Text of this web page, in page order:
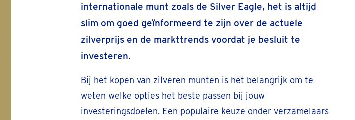
internationale munt zoals de Silver Eagle, het is altijd
slim om goed geïnformeerd te zijn over de actuele
zilverprijs en de markttrends voordat je besluit te
investeren.
Bij het kopen van zilveren munten is het belangrijk om te
weten welke opties het beste passen bij jouw
investeringsdoelen. Een populaire keuze onder verzamelaars